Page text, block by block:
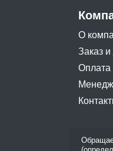
О
Заказ и
Оплата